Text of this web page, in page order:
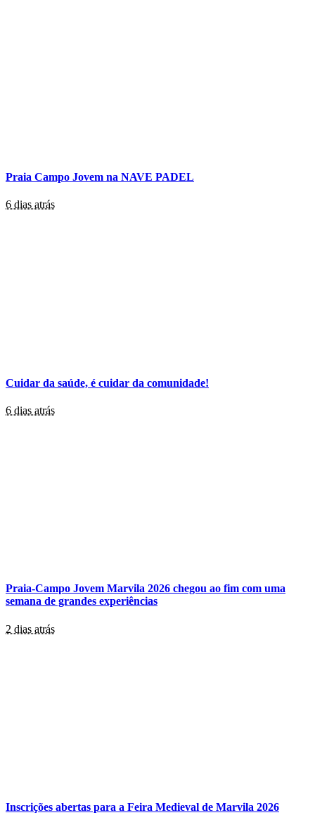
Praia Campo Jovem na NAVE PADEL
6 dias atrás
Cuidar da saúde, é cuidar da comunidade!
6 dias atrás
Praia-Campo Jovem Marvila 2026 chegou ao fim com uma
semana de grandes experiências
2 dias atrás
Inscrições abertas para a Feira Medieval de Marvila 2026